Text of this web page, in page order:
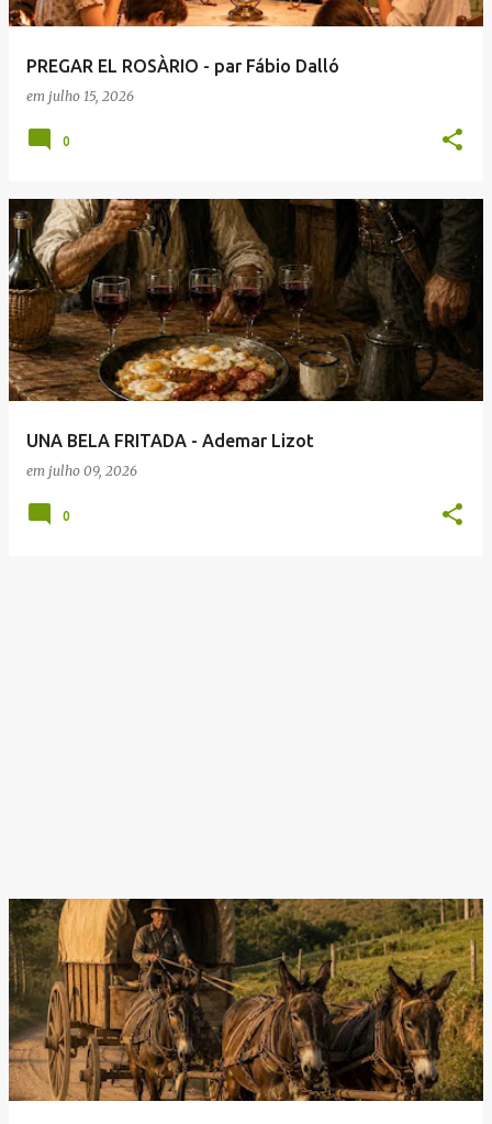
PREGAR EL ROSÀRIO - par Fábio Dalló
em julho 15, 2026
0
UNA BELA FRITADA - Ademar Lizot
em julho 09, 2026
0